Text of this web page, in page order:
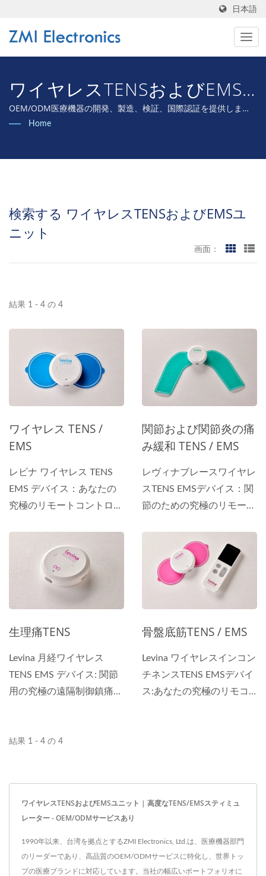
日本語
ワイヤレスTENSおよびEMS
ユニット検索 | 高度な
ー - OEM/ODMサービスが利
OEM/ODM医療機器の開発、製造、検証、国際認証を提供しま
す。
Home
検索する ワイヤレスTENSおよびEMSユ
ニット
画面：
結果 1 - 4 の 4
ワイヤレス TENS /
EMS
レビナ ワイヤレス TENS
EMS デバイス：あなたの
究極のリモートコントロー
関節および関節炎の痛
み緩和 TENS / EMS
レヴィナブレースワイヤレ
スTENS EMSデバイス：関
節のための究極のリモート
ューション 最新のワイヤ
レスTENS...
生理痛TENS
Levina 月経ワイヤレス
TENS EMS デバイス: 関節
用の究極の遠隔制御鎮痛ソ
骨盤底筋TENS / EMS
Levina ワイヤレスインコン
チネンスTENS EMSデバイ
ス:あなたの究極のリモコ
結果 1 - 4 の 4
ワイヤレスTENSおよびEMSユニット | 高度なTENS/EMSスティミュ
レーター - OEM/ODMサービスあり
1990年以来、台湾を拠点とするZMI Electronics, Ltd.は、医療機器部門
のリーダーであり、高品質のOEM/ODMサービスに特化し、世界トッ
プの医療ブランドに対応しています。当社の幅広いポートフォリオに